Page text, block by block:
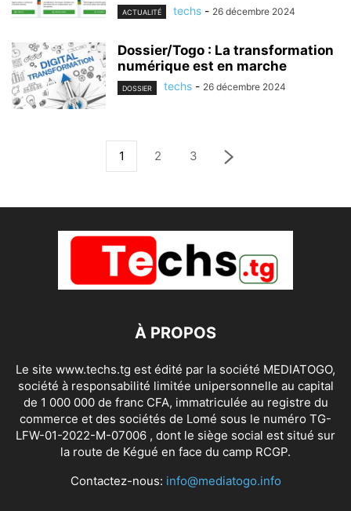
ACTUALITÉ techs - 26 décembre 2024
Dossier/Togo : La transformation
numérique est en marche
DOSSIER techs - 26 décembre 2024
1 2 3
À PROPOS
Le site www.techs.tg est édité par la société MEDIATOGO,
société à responsabilité limitée unipersonnelle au capital
de 1 000 000 de franc CFA, immatriculée au registre du
commerce et des sociétés de Lomé sous le numéro TG-
LFW-01-2022-M-07006 , dont le siège social est situé sur
la route de Kégué en face du camp RCGP.
Contactez-nous: info@mediatogo.info